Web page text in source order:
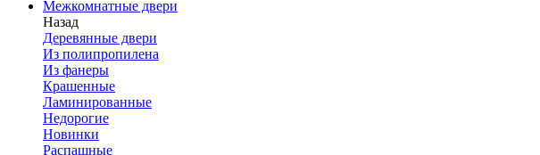
Межкомнатные двери
Назад
Деревянные двери
Из полипропилена
Из фанеры
Крашенные
Ламинированные
Недорогие
Новинки
Распашные